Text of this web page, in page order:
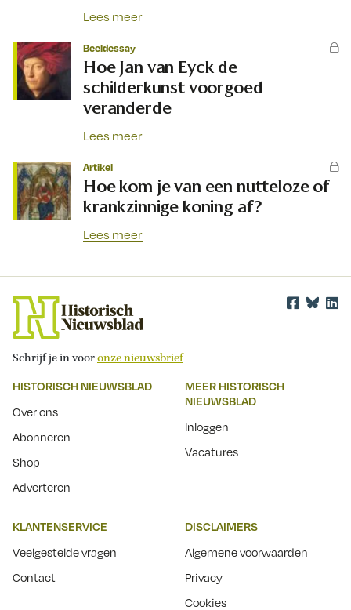
Lees meer
Beeldessay
Hoe Jan van Eyck de
schilderkunst voorgoed
veranderde
Lees meer
Artikel
Hoe kom je van een nutteloze of
krankzinnige koning af?
Lees meer
Schrijf je in vooronze nieuwsbrief
HISTORISCH NIEUWSBLAD
Over ons
Abonneren
Shop
Adverteren
MEER HISTORISCH
NIEUWSBLAD
Inloggen
Vacatures
KLANTENSERVICE
Veelgestelde vragen
Contact
DISCLAIMERS
Algemene voorwaarden
Privacy
Cookies